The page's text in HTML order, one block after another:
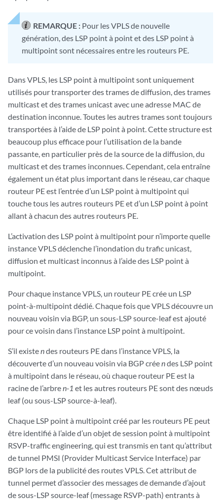
REMARQUE : Pour les VPLS de nouvelle
génération, des LSP point à point et des LSP point à
multipoint sont nécessaires entre les routeurs PE.
Dans VPLS, les LSP point à multipoint sont uniquement
utilisés pour transporter des trames de diffusion, des trames
multicast et des trames unicast avec une adresse MAC de
destination inconnue. Toutes les autres trames sont toujours
transportées à l’aide de LSP point à point. Cette structure est
beaucoup plus efficace pour l’utilisation de la bande
passante, en particulier près de la source de la diffusion, du
multicast et des trames inconnues. Cependant, cela entraîne
également un état plus important dans le réseau, car chaque
routeur PE est l’entrée d’un LSP point à multipoint qui
touche tous les autres routeurs PE et d’un LSP point à point
allant à chacun des autres routeurs PE.
L’activation des LSP point à multipoint pour n’importe quelle
instance VPLS déclenche l’inondation du trafic unicast,
diffusion et multicast inconnus à l’aide des LSP point à
multipoint.
Pour chaque instance VPLS, un routeur PE crée un LSP
point-à-multipoint dédié. Chaque fois que VPLS découvre un
nouveau voisin via BGP, un sous-LSP source-leaf est ajouté
pour ce voisin dans l’instance LSP point à multipoint.
S’il existendes routeurs PE dans l’instance VPLS, la
découverte d’un nouveau voisin via BGP créendes LSP point
à multipoint dans le réseau, où chaque routeur PE est la
racine de l’arbren-1 et les autres routeurs PE sont des nœuds
leaf (ou sous-LSP source-à-leaf).
Chaque LSP point à multipoint créé par les routeurs PE peut
être identifié à l’aide d’un objet de session point à multipoint
RSVP-traffic engineering, qui est transmis en tant qu’attribut
de tunnel PMSI (Provider Multicast Service Interface) par
BGP lors de la publicité des routes VPLS. Cet attribut de
tunnel permet d’associer des messages de demande d’ajout
de sous-LSP source-leaf (message RSVP-path) entrants à